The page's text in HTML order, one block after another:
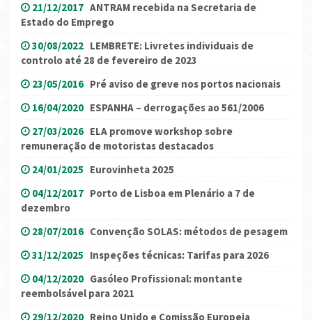
21/12/2017 ANTRAM recebida na Secretaria de
Estado do Emprego
30/08/2022 LEMBRETE: Livretes individuais de
controlo até 28 de fevereiro de 2023
23/05/2016 Pré aviso de greve nos portos nacionais
16/04/2020 ESPANHA – derrogações ao 561/2006
27/03/2026 ELA promove workshop sobre
remuneração de motoristas destacados
24/01/2025 Eurovinheta 2025
04/12/2017 Porto de Lisboa em Plenário a 7 de
dezembro
28/07/2016 Convenção SOLAS: métodos de pesagem
31/12/2025 Inspeções técnicas: Tarifas para 2026
04/12/2020 Gasóleo Profissional: montante
reembolsável para 2021
29/12/2020 Reino Unido e Comissão Europeia